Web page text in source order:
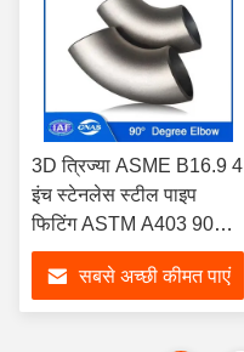
3D त्रिज्या ASME B16.9 4
इंच स्टेनलेस स्टील पाइप
फिटिंग ASTM A403 90
डिग्री कोहनी
सबसे अच्छी कीमत पाएं